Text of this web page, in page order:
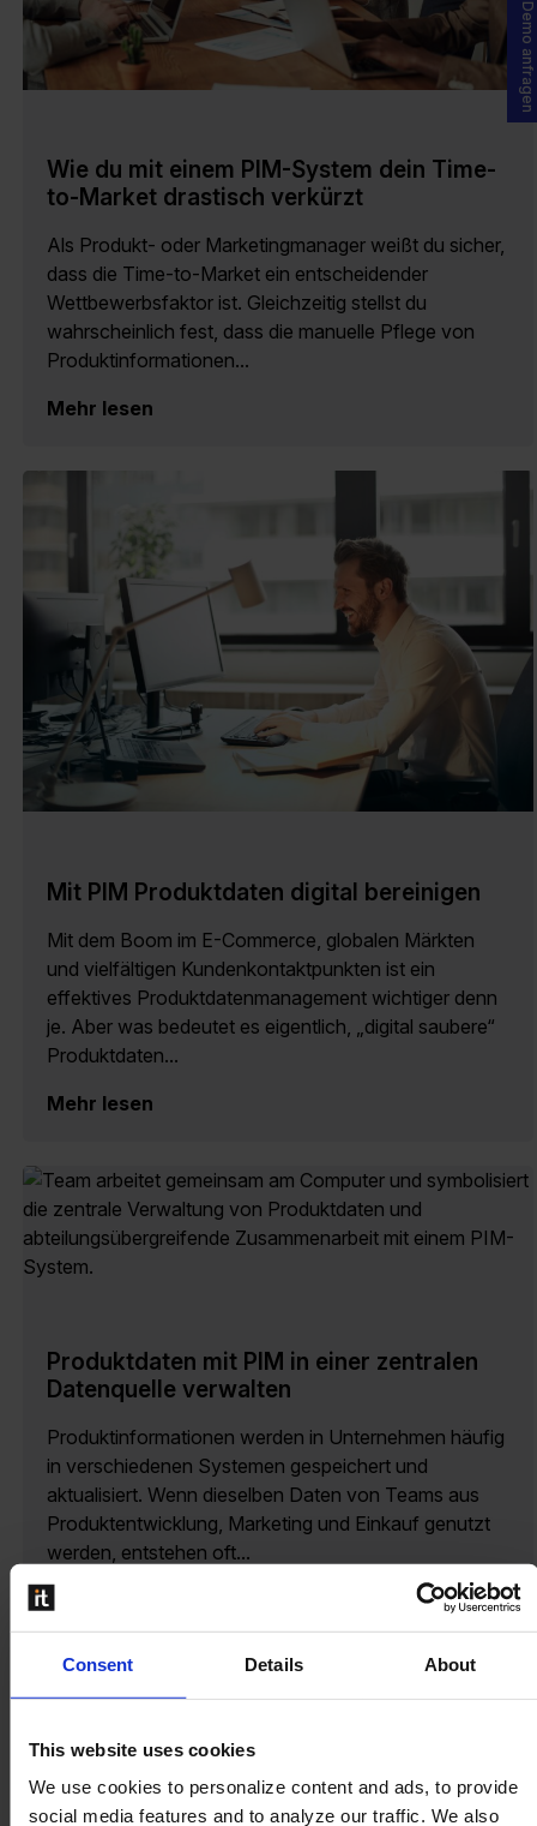
Consent Details About
This website uses cookies
We use cookies to personalize content and ads, to provide
social media features and to analyze our traffic. We also
Wie du mit einem PIM-System dein Time-
to-Market drastisch verkürzt
Als Produkt- oder Marketingmanager weißt du sicher,
dass die Time-to-Market ein entscheidender
Wettbewerbsfaktor ist. Gleichzeitig stellst du
wahrscheinlich fest, dass die manuelle Pflege von
Produktinformationen...
Mehr lesen
Mit PIM Produktdaten digital bereinigen
Mit dem Boom im E-Commerce, globalen Märkten
und vielfältigen Kundenkontaktpunkten ist ein
effektives Produktdatenmanagement wichtiger denn
je. Aber was bedeutet es eigentlich, „digital saubere“
Produktdaten...
Mehr lesen
Produktdaten mit PIM in einer zentralen
Datenquelle verwalten
Produktinformationen werden in Unternehmen häufig
in verschiedenen Systemen gespeichert und
aktualisiert. Wenn dieselben Daten von Teams aus
Produktentwicklung, Marketing und Einkauf genutzt
werden, entstehen oft...
Mehr lesen
Demo anfragen